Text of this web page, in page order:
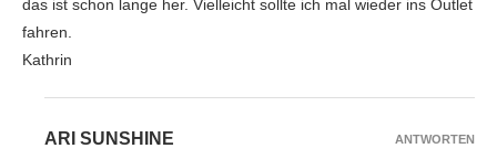
das ist schon lange her. Vielleicht sollte ich mal wieder ins Outlet
fahren.
Kathrin
ARI SUNSHINE ANTWORTEN